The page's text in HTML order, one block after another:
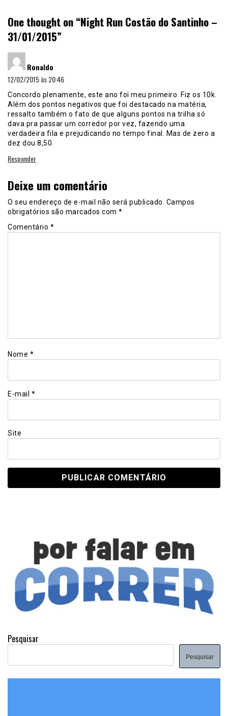
One thought on “Night Run Costão do Santinho –
31/01/2015”
Ronaldo
12/02/2015 às 20:46
Concordo plenamente, este ano foi meu primeiro. Fiz os 10k.
Além dos pontos negativos que foi destacado na matéria,
ressalto também o fato de que alguns pontos na trilha só
dava pra passar um corredor por vez, fazendo uma
verdadeira fila e prejudicando no tempo final. Mas de zero a
dez dou 8,50.
Responder
Deixe um comentário
O seu endereço de e-mail não será publicado. Campos
obrigatórios são marcados com *
Comentário *
Nome *
E-mail *
Site
Pesquisar
Pesquisar